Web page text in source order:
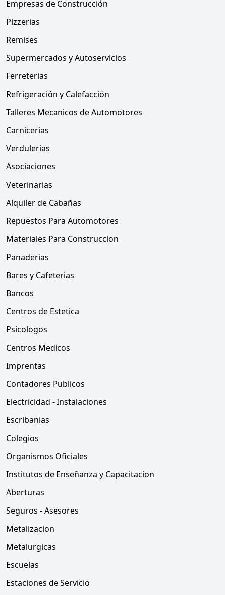
Empresas de Construcción
Pizzerias
Remises
Supermercados y Autoservicios
Ferreterias
Refrigeración y Calefacción
Talleres Mecanicos de Automotores
Carnicerias
Verdulerias
Asociaciones
Veterinarias
Alquiler de Cabañas
Repuestos Para Automotores
Materiales Para Construccion
Panaderias
Bares y Cafeterias
Bancos
Centros de Estetica
Psicologos
Centros Medicos
Imprentas
Contadores Publicos
Electricidad - Instalaciones
Escribanias
Colegios
Organismos Oficiales
Institutos de Enseñanza y Capacitacion
Aberturas
Seguros - Asesores
Metalizacion
Metalurgicas
Escuelas
Estaciones de Servicio